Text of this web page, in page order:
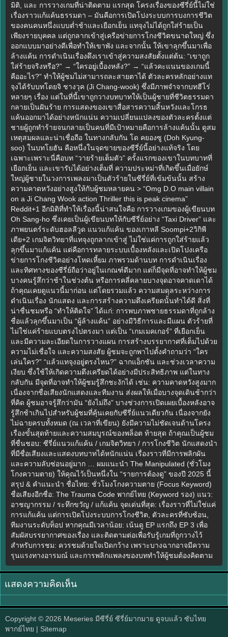
มิติ, และ การวางเกมที่น่าติดตาม แรกสุด โครงเรื่องของซีรี่ย์นี้ไม่ใช่
เรื่องราวแก้แค้นธรรมดา – มันคือการเปิดโปงระบบการบงการชีวิต
ของคนคนหนึ่งแบบต่ำช้าและเยือกเย็น แทจุงไม่ได้ถูกใส่ร้ายเป็น
เพียงรายบุคคล แต่ถูกลากเข้าสู่เครือข่ายการโกงชีวิตขนาดใหญ่ ซึ่ง
ออกแบบมาอย่างดีเพื่อทำให้เขาพัง และจากนั้น ให้เขาลุกขึ้นมาเพื่อ
ล้างแค้น การดำเนินเรื่องดึงเราเข้าสู่ความสงสัยตั้งแต่ต้น: “เขาถูก
ใส่ร้ายจริงหรือ?” → “ใครอยู่เบื้องหลัง?” → “แล้วคะแนนของเกมนี้
คืออะไร?” ทำให้ผู้ชมไม่สามารถละสายตาได้ ตัวละครหลักอย่างแท
จุงได้รับบทโดยจิ ชางวุค (Ji Chang-wook) ซึ่งมีภาพจำจากบทฮีโร่
หลายๆ เรื่อง แต่ในที่นี้เขาถูกวางบทบาทให้เป็นผู้ชายที่ชีวิตธรรมดา
กลายเป็นฝันร้าย การแสดงของเขาสื่อสารความสิ้นหวังและโกรธ
แค้นออกมาได้อย่างหนักแน่น ความเปลี่ยนแปลงของตัวละครตั้งแต่
ชายผู้ถูกทำร้ายจนกลายเป็นคนที่มีเป้าหมายคือการล้างแค้นนั้น ดูสม
เหตุสมผลและน่าเชื่อถือ ในทางกลับกัน โด คยองซู (Doh Kyung-
soo) ในบทโยฮัน คือหนึ่งในจุดขายของซีรี่ย์นี้อย่างแท้จริง โดย
เฉพาะเพราะนี่คือบท “วายร้ายเต็มตัว” ครั้งแรกของเขาในบทบาทที่
เยือกเย็น และเขารับได้อย่างเต็มที่ ความประหม่าที่เกิดขึ้นเมื่อยักษ์
ใหญ่ผู้ชายในวงการเพลงมาเป็นตัวร้ายในซีรี่ย์ที่เข้มข้นนั้น สร้าง
ความคาดหวังอย่างสูงให้กับผู้ชมหลายคน > “Omg D.O main villain
on a Ji Chang Wook action Thriller this is peak cinema”
Reddit+1 อีกมิติที่ทำให้เรื่องนี้น่าสนใจคือ การวางเกมของผู้เขียนบท
Oh Sang‑ho ซึ่งเคยเป็นผู้เขียนบทให้กับซีรี่ย์อย่าง “Taxi Driver” และ
ภาพยนตร์ระดับฮอลลีวูด แนวแก้แค้น ของเกาหลี Soompi+2วิกิพี
เดีย+2 เกมจิตวิทยาที่แทจุงถูกลากเข้าสู่ ไม่ใช่แค่การถูกใส่ร้ายแล้ว
ลุกขึ้นมาแก้แค้น แต่คือการทลายระบบเบื้องหลังและเปิดโปงเครือ
ข่ายการโกงชีวิตอย่างโหดเหี้ยม ภาพรวมด้านบท การดำเนินเรื่อง
และทิศทางของซีรี่ย์ถือว่าอยู่ในเกณฑ์ดีมาก แต่ก็มีจุดที่อาจทำให้ผู้ชม
บางคนรู้สึกว่าช้าในช่วงต้น หรือการคลี่คลายบางจุดอาจคาดเดาได้
ถ้าคุณเคยดูแนวนี้มาก่อน แต่โดยรวมแล้ว ความสมดุลระหว่างการ
ดำเนินเรื่อง นักแสดง และการสร้างความตึงเครียดนั้นทำได้ดี สิ่งที่
น่าชื่นชมหรือ “ทำให้ติดใจ” ได้แก่: การพบภาพชายธรรมดาที่ถูกล้าง
ชื่อแล้วลุกขึ้นมาเป็น “ผู้ล้างแค้น” อย่างมีวิธีการและมีแผน ตัวร้ายที่
ไม่ใช่แค่ร้ายแบบตรงไปตรงมา แต่เป็น “เกมเมคเกอร์” ที่เยือกเย็น
และมีความละเอียดในการวางแผน การสร้างบรรยากาศที่เต็มไปด้วย
ความไม่เชื่อใจ และความสงสัย ผู้ชมจะถูกพาไปตั้งคำถามว่า “ใคร
เล่นใคร?” “แล้วแทจุงอยู่ตรงไหน?” ฉากแอ็กชัน และช่วงเวลาความ
เงียบ ซึ่งใช้ให้เกิดความตึงเครียดได้อย่างมีประสิทธิภาพ แต่ในทาง
กลับกัน มีจุดที่อาจทำให้ผู้ชมรู้สึกชะงักได้ เช่น: ความคาดหวังสูงมาก
เนื่องจากชื่อเสียงนักแสดงและทีมงาน ส่งผลให้เมื่อบางจุดเดินช้ากว่า
ที่คิด ผู้ชมอาจรู้สึกว่ามัน “ยังไม่ถึง” บางช่วงการเปิดเผยเบื้องหลังอาจ
รู้สึกช้าเกินไปสำหรับผู้ชมที่คุ้นเคยกับซีรี่ย์แนวเดียวกัน เนื่องจากยัง
ไม่ฉายครบทั้งหมด (ณ เวลาที่เขียน) ยังมีความไม่ชัดเจนด้านโครง
เรื่องขั้นสุดท้ายและความสมบูรณ์ของพล็อต ท้ายสุด ถ้าคุณเป็นผู้ชม
ที่ชื่นชอบ: ซีรี่ย์แนวแก้แค้น / เกมจิตวิทยา / การโกงชีวิต นักแสดงนำ
ที่มีชื่อเสียงและแสดงบทบาทได้หนักแน่น เรื่องราวที่มีการพลิกผัน
และความลับซ่อนอยู่มาก … ผมแนะนำ The Manipulated (ชั่วโมง
โกงความตาย) ให้คุณไว้เป็นหนึ่งใน “รายการต้องดู” ของปี 2025 นี้
สรุป & คำแนะนำ ชื่อไทย: ชั่วโมงโกงความตาย (Focus Keyword)
ชื่อเสียงอีกชื่อ: The Trauma Code พากย์ไทย (Keyword รอง) แนว:
อาชญากรรม / ระทึกขวัญ / แก้แค้น จุดเด่นที่สุด: เรื่องราวที่ไม่ใช่แค่
การแก้แค้น แต่การเปิดโปงระบบการโกงชีวิต, ตัวละครที่ซับซ้อน,
ทีมงานระดับท็อป หากคุณมีเวลาน้อย: เน้นดู EP แรกถึง EP 3 เพื่อ
สัมผัสบรรยากาศของเรื่อง และติดตามต่อเพื่อรับรู้เกมที่ถูกวางไว้
สำหรับการชม: ควรชมด้วยใจเปิดกว้าง เพราะบางฉากอาจมีความ
รุนแรงทางอารมณ์ และการพลิกแพลงของบททำให้ผู้ชมต้องคิดตาม
แสดงความคิดเห็น
Copyright © 2026 Meseries มีซีรี่ย์ ซีรี่ย์มากมาย ดูจบแล้ว ซับไทย
พากย์ไทย | Sitemap